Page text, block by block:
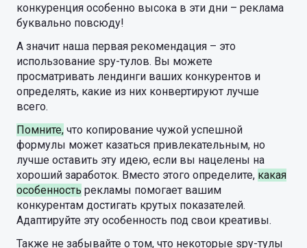
конкуренция особенно высока в эти дни – реклама
буквально повсюду!
А значит наша первая рекомендация – это
использование spy-тулов. Вы можете
просматривать лендинги ваших конкурентов и
определять, какие из них конвертируют лучше
всего.
Помните, что копирование чужой успешной
формулы может казаться привлекательным, но
лучше оставить эту идею, если вы нацелены на
хороший заработок. Вместо этого определите, какая
особенность рекламы помогает вашим
конкурентам достигать крутых показателей.
Адаптируйте эту особенность под свои креативы.
Также не забывайте о том, что некоторые spy-тулы